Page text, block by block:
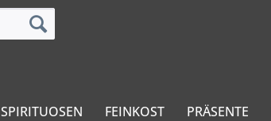
SPIRITUOSEN FEINKOST PRÄSENTE